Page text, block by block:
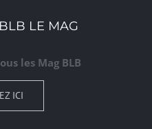
LE MAG
les Mag BLB
ICI